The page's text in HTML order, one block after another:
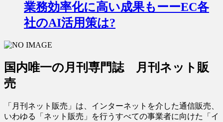
業務効率化に高い成果もーーEC各
社のAI活用策は?
国内唯一の月刊専門誌 月刊ネット販
売
「月刊ネット販売」は、インターネットを介した通信販売、
いわゆる「ネット販売」を行うすべての事業者に向けた「イ